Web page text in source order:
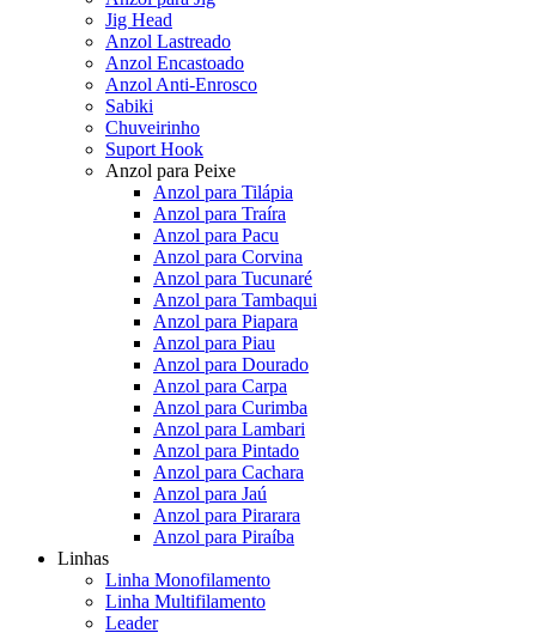
Jig Head
Anzol Lastreado
Anzol Encastoado
Anzol Anti-Enrosco
Sabiki
Chuveirinho
Suport Hook
Anzol para Peixe
Anzol para Tilápia
Anzol para Traíra
Anzol para Pacu
Anzol para Corvina
Anzol para Tucunaré
Anzol para Tambaqui
Anzol para Piapara
Anzol para Piau
Anzol para Dourado
Anzol para Carpa
Anzol para Curimba
Anzol para Lambari
Anzol para Pintado
Anzol para Cachara
Anzol para Jaú
Anzol para Pirarara
Anzol para Piraíba
Linhas
Linha Monofilamento
Linha Multifilamento
Leader